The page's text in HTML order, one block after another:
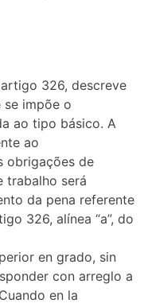
326, descreve
se impõe o
ao tipo básico. A
ao
obrigações de
trabalho será
da pena referente
326, alínea “a”, do
en grado, sin
con arreglo a
en la